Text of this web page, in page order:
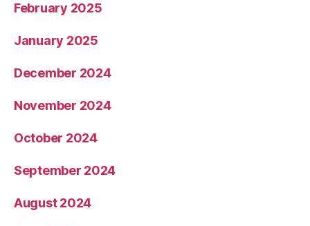
February 2025
January 2025
December 2024
November 2024
October 2024
September 2024
August 2024